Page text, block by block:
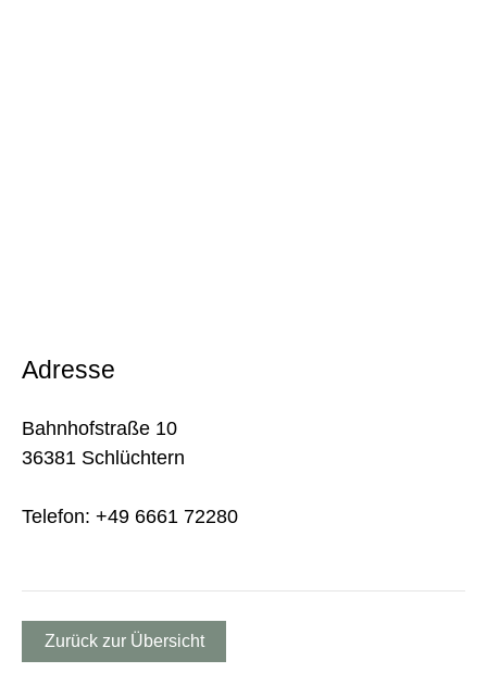
Adresse
Bahnhofstraße 10
36381 Schlüchtern
Telefon: +49 6661 72280
Zurück zur Übersicht